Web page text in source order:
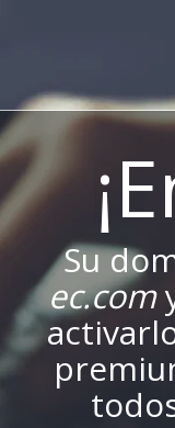
Su
ec.com